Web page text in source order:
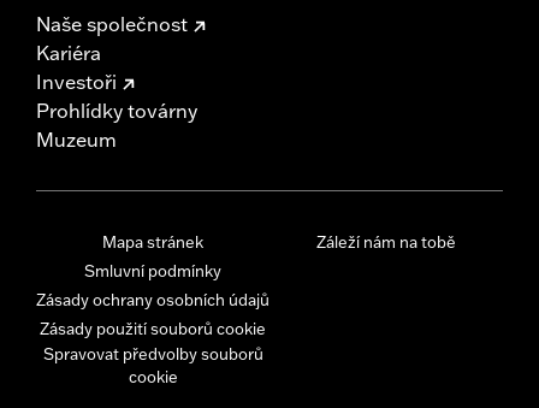
Naše společnost
Kariéra
Investoři
Prohlídky továrny
Muzeum
Mapa stránek
Smluvní podmínky
Zásady ochrany osobních údajů
Zásady použití souborů cookie
Spravovat předvolby souborů
cookie
Záleží nám na tobě